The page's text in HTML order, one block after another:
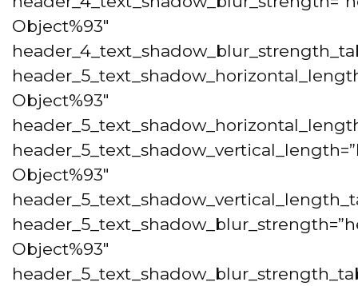
Object%93″
Object%93″
Object%93″
Object%93″